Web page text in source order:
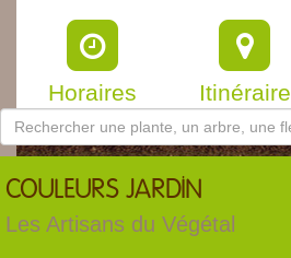
Horaires Itinéraire
COULEURS JARDIN
Les Artisans du Végétal